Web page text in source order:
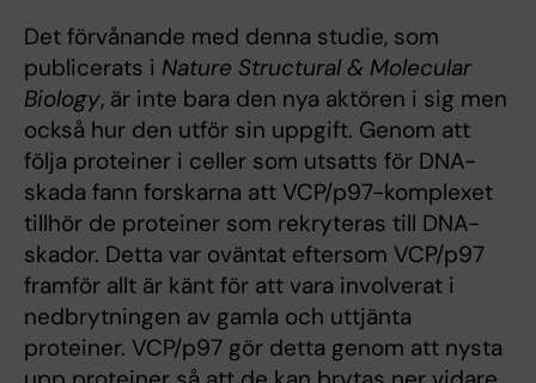
Det förvånande med denna studie, som
publicerats i Nature Structural & Molecular
Biology, är inte bara den nya aktören i sig men
också hur den utför sin uppgift. Genom att
följa proteiner i celler som utsatts för DNA-
skada fann forskarna att VCP/p97-komplexet
tillhör de proteiner som rekryteras till DNA-
skador. Detta var oväntat eftersom VCP/p97
framför allt är känt för att vara involverat i
nedbrytningen av gamla och uttjänta
proteiner. VCP/p97 gör detta genom att nysta